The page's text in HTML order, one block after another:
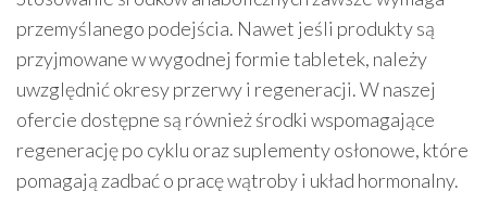
przemyślanego podejścia. Nawet jeśli produkty są
przyjmowane w wygodnej formie tabletek, należy
uwzględnić okresy przerwy i regeneracji. W naszej
ofercie dostępne są również środki wspomagające
regenerację po cyklu oraz suplementy osłonowe, które
pomagają zadbać o pracę wątroby i układ hormonalny.